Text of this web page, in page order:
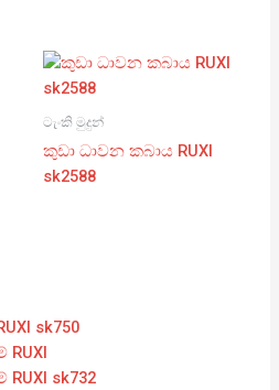
ටැංකි මුදුන්
කුඩා ධාවන කබාය RUXI
sk2588
sk750
sk732